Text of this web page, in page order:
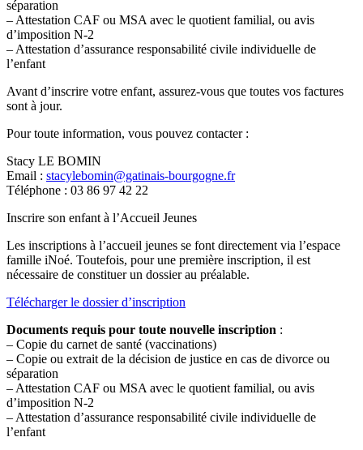
séparation
– Attestation CAF ou MSA avec le quotient familial, ou avis
d’imposition N-2
– Attestation d’assurance responsabilité civile individuelle de
l’enfant
Avant d’inscrire votre enfant, assurez-vous que toutes vos factures
sont à jour.
Pour toute information, vous pouvez contacter :
Stacy LE BOMIN
Email : stacylebomin@gatinais-bourgogne.fr
Téléphone : 03 86 97 42 22
Inscrire son enfant à l’Accueil Jeunes
Les inscriptions à l’accueil jeunes se font directement via l’espace
famille iNoé. Toutefois, pour une première inscription, il est
nécessaire de constituer un dossier au préalable.
Télécharger le dossier d’inscription
Documents requis pour toute nouvelle inscription :
– Copie du carnet de santé (vaccinations)
– Copie ou extrait de la décision de justice en cas de divorce ou
séparation
– Attestation CAF ou MSA avec le quotient familial, ou avis
d’imposition N-2
– Attestation d’assurance responsabilité civile individuelle de
l’enfant